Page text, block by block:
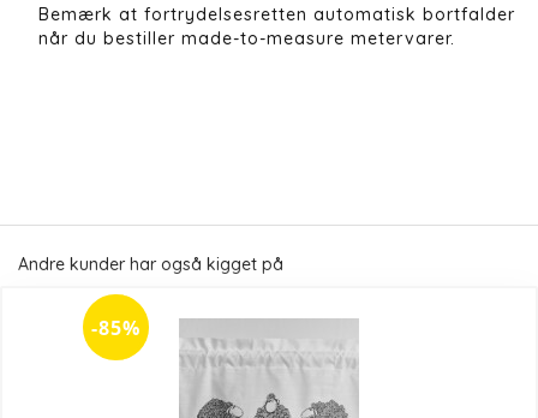
Bemærk at fortrydelsesretten automatisk bortfalder
når du bestiller made-to-measure metervarer.
Andre kunder har også kigget på
-85%